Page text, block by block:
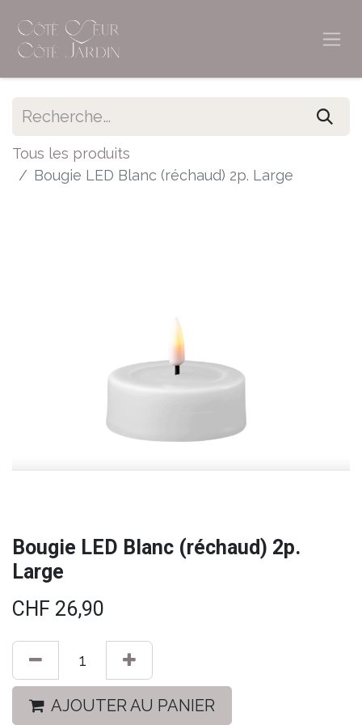
Tous les produits
Bougie LED Blanc (réchaud) 2p. Large
Bougie LED Blanc (réchaud) 2p.
Large
CHF 26,90
AJOUTER AU PANIER